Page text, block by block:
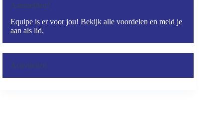
Aanmelden?
Equipe is er voor jou! Bekijk alle voordelen en meld je
aan als lid.
Activiteiten